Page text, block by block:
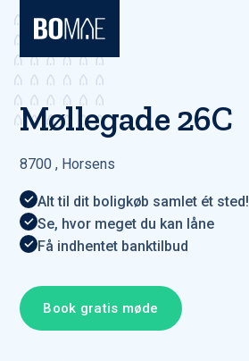
Møllegade 26C
8700 , Horsens
Alt til dit boligkøb samlet ét sted!
Se, hvor meget du kan låne
Få indhentet banktilbud
Book gratis møde